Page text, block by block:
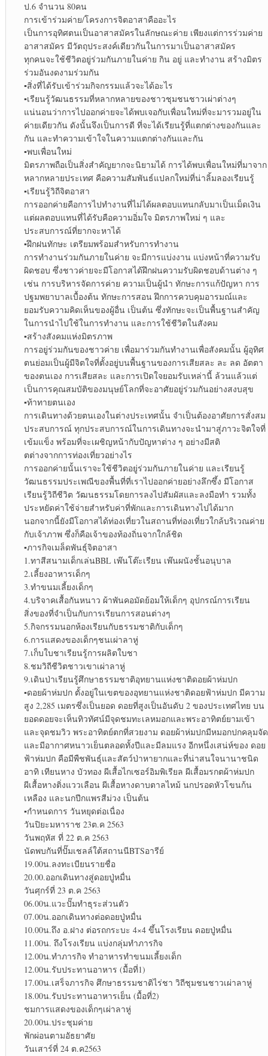
ป.6 จำนวน 80คน
การเข้าร่วมค่าย/โครงการจิตอาสาคืออะไร
เป็นการอุทิศตนเป็นอาสาสมัครในลักษณะค่าย เพียงแต่การร่วมค่าย
อาสาสมัคร มีวัตถุประสงค์เดียวกันในการมาเป็นอาสาสมัคร
ทุกคนจะใช้ชีวิตอยู่ร่วมกันภายในค่าย กิน อยู่ และทำงาน สร้างมิตร
ร่วมอันงดงามร่วมกัน
▪︎สิ่งที่ได้รับเข้าร่วมกิจกรรมแล้วจะได้อะไร
▪︎เรียนรู้วัฒนธรรมที่หลากหลายของชาวชุมชนชาวเผ่าต่างๆ
แน่นอนว่าการไปออกค่ายจะได้พบเจอกับเพื่อนใหม่ที่จะมารวมอยู่ใน
ค่ายเดียวกัน ดังนั้นจึงเป็นการดี ที่จะได้เรียนรู้ที่แตกต่างของกันและ
กัน และทำความเข้าใจในความแตกต่างกันและกัน
▪︎พบเพื่อนใหม่
มิตรภาพถือเป็นสิ่งสำคัญยากจะนิยามได้ การได้พบเพื่อนใหม่ที่มาจาก
หลากหลายประเทศ คือความสัมพันธ์แปลกใหม่ที่น่าลิ้มลองเรียนรู้
▪︎เรียนรู้วิถีจิตอาสา
การออกค่ายคือการไปทำงานที่ไม่ได้ผลตอบแทนกลับมาเป็นเม็ดเงิน
แต่ผลตอบแทนที่ได้รับคือความอิ่มใจ มิตรภาพใหม่ ๆ และ
ประสบการณ์ที่ยากจะหาได้
▪︎ฝึกฝนทักษะ เตรียมพร้อมสำหรับการทำงาน
การทำงานร่วมกันภายในค่าย จะมีการแบ่งงาน แบ่งหน้าที่ความรับ
ผิดชอบ ซึ่งชาวค่ายจะมีโอกาสได้ฝึกฝนความรับผิดชอบด้านต่าง ๆ
เช่น การบริหารจัดการค่าย ความเป็นผู้นำ ทักษะการแก้ปัญหา การ
ปฐมพยาบาลเบื้องต้น ทักษะการสอน ฝึกการควบคุมอารมณ์และ
ยอมรับความคิดเห็นของผู้อื่น เป็นต้น ซึ่งทักษะจะเป็นพื้นฐานสำคัญ
ในการนำไปใช้ในการทำงาน และการใช้ชีวิตในสังคม
▪︎สร้างสังคมแห่งมิตรภาพ
การอยู่ร่วมกันของชาวค่าย เพื่อมาร่วมกันทำงานเพื่อสังคมนั้น ผู้อุทิศ
ตนย่อมเป็นผู้มีจิตใจที่ตั้งอยู่บนพื้นฐานของการเสียสละ ละ ลด อัตตา
ของตนเอง การเสียสละ และการเปิดใจยอมรับเหล่านี้ ล้วนแล้วแต่
เป็นการคุณสมบัติของมนุษย์โลกที่จะอาศัยอยู่ร่วมกันอย่างสงบสุข
▪︎ท้าทายตนเอง
การเดินทางด้วยตนเองในต่างประเทศนั้น จำเป็นต้องอาศัยการสั่งสม
ประสบการณ์ ทุกประสบการณ์ในการเดินทางจะนำมาสู่ภาวะจิตใจที่
เข้มแข็ง พร้อมที่จะเผชิญหน้ากับปัญหาต่าง ๆ อย่างมีสติ
ตต่างจากการท่องเที่ยวอย่างไร
การออกค่ายนั้นเราจะใช้ชีวิตอยู่ร่วมกันภายในค่าย และเรียนรู้
วัฒนธรรมประเพณีของพื้นที่ที่เราไปออกค่ายอย่างลึกซึ้ง มีโอกาส
เรียนรู้วิถีชีวิต วัฒนธรรมโดยการลงไปสัมผัสและลงมือทำ รวมทั้ง
ประหยัดค่าใช้จ่ายสำหรับค่าที่พักและการเดินทางไปได้มาก
นอกจากนี้ยังมีโอกาสได้ท่องเที่ยวในสถานที่ท่องเที่ยวใกล้บริเวณค่าย
กับเจ้าภาพ ซึ่งก็คือเจ้าของท้องถิ่นจากใกล้ชิด
▪︎ภารกิจเมล็ดพันธุ์จิตอาสา
1.ทาสีสนามเด็กเล่นBBL เพ๊นโต๊ะเรียน เพ๊นผนังชั้นอนุบาล
2.เลี้ยงอาหารเด็กๆ
3.ทำขนมเลี้ยงเด็กๆ
4.บริจาคเสื้อกันหนาว ผ้าพันคอมัดย้อมให้เด็กๆ อุปกรณ์การเรียน
สิ่งของที่จำเป็นกับการเรียนการสอนต่างๆ
5.กิจกรรมนอกห้องเรียนกับธรรมชาติกับเด็กๆ
6.การแสดงของเด็กๆชนเผ่าลาหู่
7.เก็บใบชาเรียนรู้การผลิตใบชา
8.ชมวิถีชีวิตชาวเขาเผ่าลาหู่
9.เดินป่าเรียนรู้ศึกษาธรรมชาติอุทยานแห่งชาติดอยผ้าห่มปก
▪︎ดอยผ้าห่มปก ตั้งอยู่ในเขตของอุทยานแห่งชาติดอยฟ้าห่มปก มีความ
สูง 2,285 เมตรซึ่งเป็นยอด ดอยที่สูงเป็นอันดับ 2 ของประเทศไทย บน
ยอดดอยจะเห็นทิวทัศน์มีจุดชมทะเลหมอกและพระอาทิตย์ยามเข้า
และจุดชมวิว พระอาทิตย์ตกที่สวยงาม ดอยผ้าห่มปกมีหมอกปกคลุมจัด
และมีอากาศหนาวเย็นตลอดทั้งปีและมีลมแรง อีกหนึ่งเสน่ห์ของ ดอย
ฟ้าห่มปก คือมีพืชพันธุ์และสัตว์ป่าหายากและที่น่าสนใจนานาชนิด
อาทิ เทียนหาง บัวทอง ผีเสื้อไกเซอร์อิมพิเรียล ผีเสื้อมรกตผ้าห่มปก
ผีเสื้อหางติ่งแววเลือน ผีเสื้อหางดาบตาลไหม้ นกปรอดหัวโขนก้น
เหลือง และนกปีกแพรสีม่วง เป็นต้น
▪︎กำหนดการ วันหยุดต่อเนื่อง
วันปิยะมหาราช 23ต.ค 2563
วันพฤหัส ที่ 22 ต.ค 2563
นัดพบกันที่ปั๊มเชลล์ใต้สถานนีBTSอารีย์
19.00น.ลงทะเบียนรายชื่อ
20.00.ออกเดินทางสู่ดอยปู่หมื่น
วันศุกร์ที่ 23 ต.ค 2563
06.00น.แวะปั๊มทำธุระส่วนตัว
07.00น.ออกเดินทางต่อดอยปู่หมื่น
10.00น.ถึง อ.ฝาง ต่อรถกระบะ 4×4 ขึ้นโรงเรียน ดอยปู่หมื่น
11.00น. ถึงโรงเรียน แบ่งกลุ่มทำภารกิจ
12.00น.ทำภารกิจ ทำอาหารทำขนมเลี้ยงเด็ก
12.00น.รับประทานอาหาร (มื้อที่1)
17.00น.เสร็จภารกิจ ศึกษาธรรมชาติไร่ชา วิถีชุมชนชาวเผ่าลาหู่
18.00น.รับประทานอาหารเย็น (มื้อที่2)
ชมการแสดงของเด็กๆเผ่าลาหู่
20.00น.ประชุมค่าย
พักผ่อนตามอัธยาศัย
วันเสาร์ที่ 24 ต.ค2563